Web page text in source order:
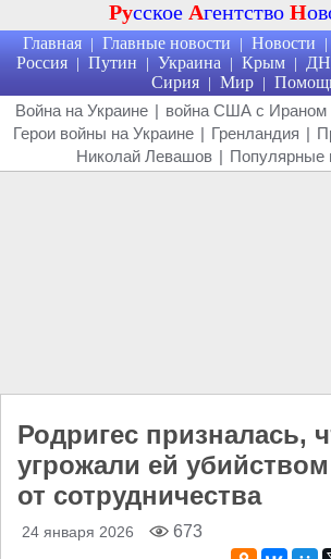
Русское Агентство Н
Главная | Главные новости | Новости |
Россия | Путин | Украина | Крым |
Сирия | Мир |
Война на Украине | война США с Ираном
Герои войны на Украине | Гренландия |
Николай Левашов | Популярные
Родригес призналась,
угрожали ей убийством
от сотрудничества
24 января 2026 673